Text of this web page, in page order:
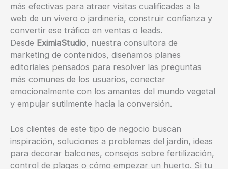
más efectivas para atraer visitas cualificadas a la
web de un vivero o jardinería, construir confianza y
convertir ese tráfico en ventas o leads.
Desde EximiaStudio, nuestra consultora de
marketing de contenidos, diseñamos planes
editoriales pensados para resolver las preguntas
más comunes de los usuarios, conectar
emocionalmente con los amantes del mundo vegetal
y empujar sutilmente hacia la conversión.
Los clientes de este tipo de negocio buscan
inspiración, soluciones a problemas del jardín, ideas
para decorar balcones, consejos sobre fertilización,
control de plagas o cómo empezar un huerto. Si tu